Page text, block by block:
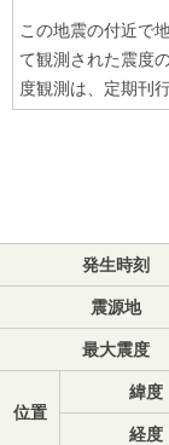
この地震の付近で
て観測された震度
度観測は、定期刊
発生時刻
震源地
最大震度
位置
緯度
経度